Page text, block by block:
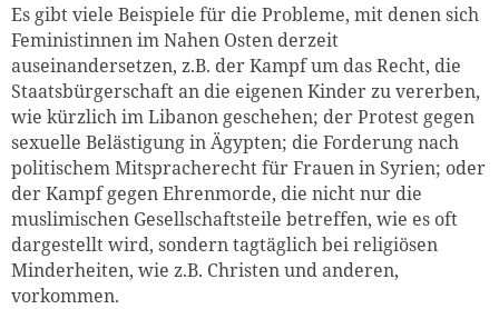
Es gibt viele Beispiele für die Probleme, mit denen sich
Feministinnen im Nahen Osten derzeit
auseinandersetzen, z.B. der Kampf um das Recht, die
Staatsbürgerschaft an die eigenen Kinder zu vererben,
wie kürzlich im Libanon geschehen; der Protest gegen
sexuelle Belästigung in Ägypten; die Forderung nach
politischem Mitspracherecht für Frauen in Syrien; oder
der Kampf gegen Ehrenmorde, die nicht nur die
muslimischen Gesellschaftsteile betreffen, wie es oft
dargestellt wird, sondern tagtäglich bei religiösen
Minderheiten, wie z.B. Christen und anderen,
vorkommen.